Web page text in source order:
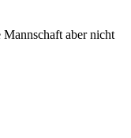
aber nicht